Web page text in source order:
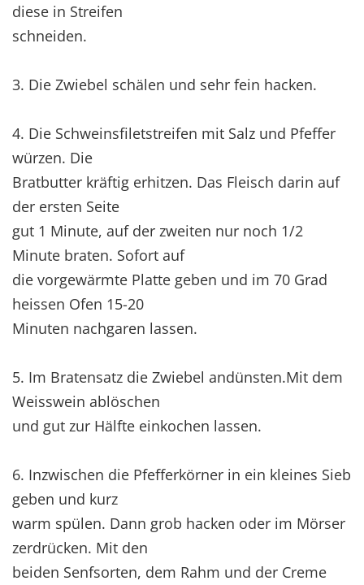
diese in Streifen
schneiden.
3. Die Zwiebel schälen und sehr fein hacken.
4. Die Schweinsfiletstreifen mit Salz und Pfeffer
würzen. Die
Bratbutter kräftig erhitzen. Das Fleisch darin auf
der ersten Seite
gut 1 Minute, auf der zweiten nur noch 1/2
Minute braten. Sofort auf
die vorgewärmte Platte geben und im 70 Grad
heissen Ofen 15-20
Minuten nachgaren lassen.
5. Im Bratensatz die Zwiebel andünsten.Mit dem
Weisswein ablöschen
und gut zur Hälfte einkochen lassen.
6. Inzwischen die Pfefferkörner in ein kleines Sieb
geben und kurz
warm spülen. Dann grob hacken oder im Mörser
zerdrücken. Mit den
beiden Senfsorten, dem Rahm und der Creme